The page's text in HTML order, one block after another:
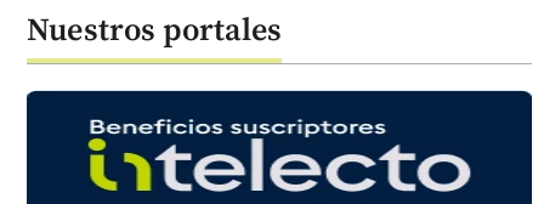
Nuestros portales